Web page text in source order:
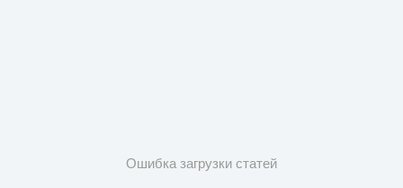
Ошибка загрузки статей